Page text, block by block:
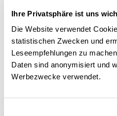
Ihre Privatsphäre ist uns
Die Website verwendet
statistischen Zwecken und
Leseempfehlungen zu
Daten sind anonymisiert und
Werbezwecke verwendet.
unseres
und
würde in erster
stärker
die die